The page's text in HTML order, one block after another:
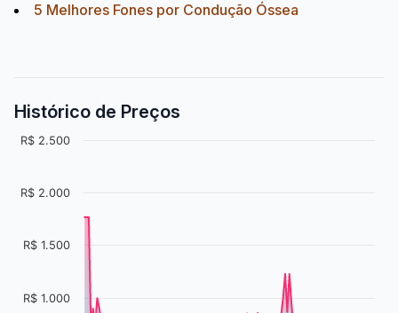
5 Melhores Fones por Condução Óssea
Histórico de Preços
R$ 1.000
R$ 1.500
R$ 2.000
R$ 2.500